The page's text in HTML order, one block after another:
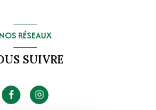
NOS RÉSEAUX
SUIVRE